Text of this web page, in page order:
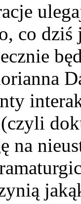
co
(czyli
na